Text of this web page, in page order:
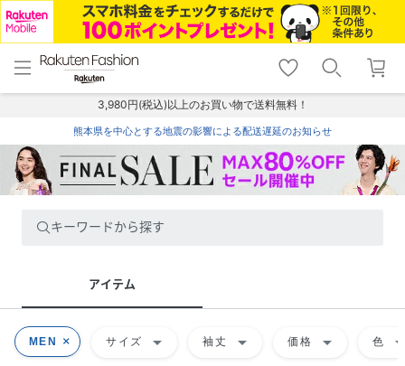
menu home
トップ
shopping_cart lock_outline
ログイン
3,980円(税込)以上のお買い物で送料無料！
熊本県を中心とする地震の影響による配送遅延のお知らせ
キーワードから探す
アイテム
MEN サイズ arrow_drop_down 袖丈 arrow_drop_down 価格 arrow_drop_down 色